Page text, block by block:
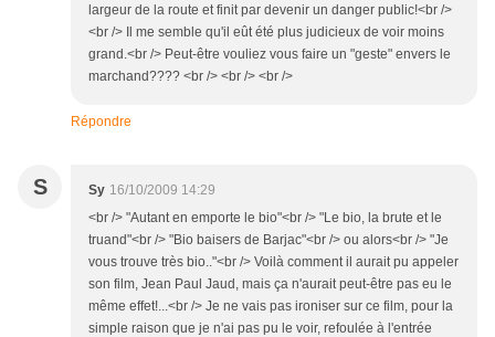
largeur de la route et finit par devenir un danger public!<br />
<br /> Il me semble qu'il eût été plus judicieux de voir moins
grand.<br /> Peut-être vouliez vous faire un "geste" envers le
marchand???? <br /> <br /> <br />
Répondre
S Sy 16/10/2009 14:29
<br /> "Autant en emporte le bio"<br /> "Le bio, la brute et le
truand"<br /> "Bio baisers de Barjac"<br /> ou alors<br /> "Je
vous trouve très bio.."<br /> Voilà comment il aurait pu appeler
son film, Jean Paul Jaud, mais ça n'aurait peut-être pas eu le
même effet!...<br /> Je ne vais pas ironiser sur ce film, pour la
simple raison que je n'ai pas pu le voir, refoulée à l'entrée